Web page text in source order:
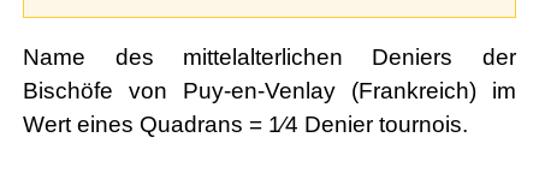
Name des mittelalterlichen Deniers der
Bischöfe von Puy-en-Venlay (Frankreich) im
Wert eines Quadrans = 1⁄4 Denier tournois.